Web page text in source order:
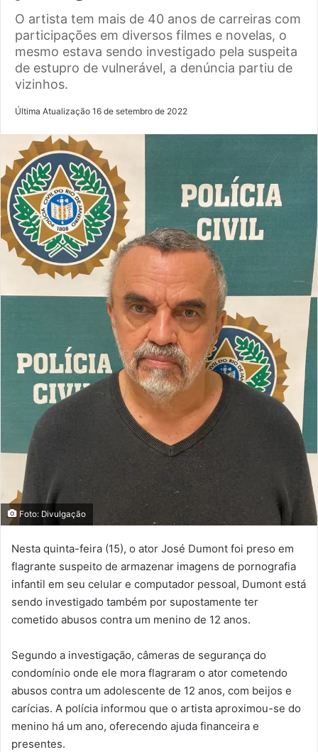
O artista tem mais de 40 anos de carreiras com
participações em diversos filmes e novelas, o
mesmo estava sendo investigado pela suspeita
de estupro de vulnerável, a denúncia partiu de
vizinhos.
Última Atualização 16 de setembro de 2022
Foto: Divulgação
Nesta quinta-feira (15), o ator José Dumont foi preso em
flagrante suspeito de armazenar imagens de pornografia
infantil em seu celular e computador pessoal, Dumont está
sendo investigado também por supostamente ter
cometido abusos contra um menino de 12 anos.
Segundo a investigação, câmeras de segurança do
condomínio onde ele mora flagraram o ator cometendo
abusos contra um adolescente de 12 anos, com beijos e
carícias. A polícia informou que o artista aproximou-se do
menino há um ano, oferecendo ajuda financeira e
presentes.